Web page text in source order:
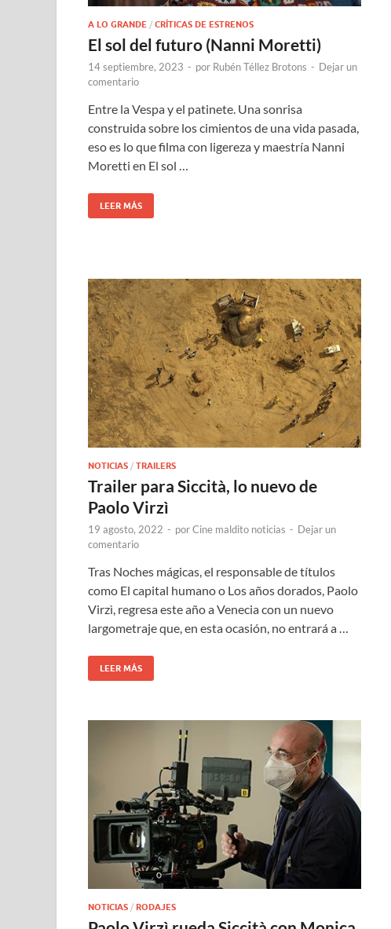
A LO GRANDE / CRÍTICAS DE ESTRENOS
El sol del futuro (Nanni Moretti)
14 septiembre, 2023 - por Rubén Téllez Brotons - Dejar un
comentario
Entre la Vespa y el patinete. Una sonrisa
construida sobre los cimientos de una vida pasada,
eso es lo que filma con ligereza y maestría Nanni
Moretti en El sol …
LEER MÁS
NOTICIAS / TRAILERS
Trailer para Siccità, lo nuevo de
Paolo Virzì
19 agosto, 2022 - porCine maldito noticias - Dejar un
comentario
Tras Noches mágicas, el responsable de títulos
como El capital humano o Los años dorados, Paolo
Virzì, regresa este año a Venecia con un nuevo
largometraje que, en esta ocasión, no entrará a …
LEER MÁS
NOTICIAS / RODAJES